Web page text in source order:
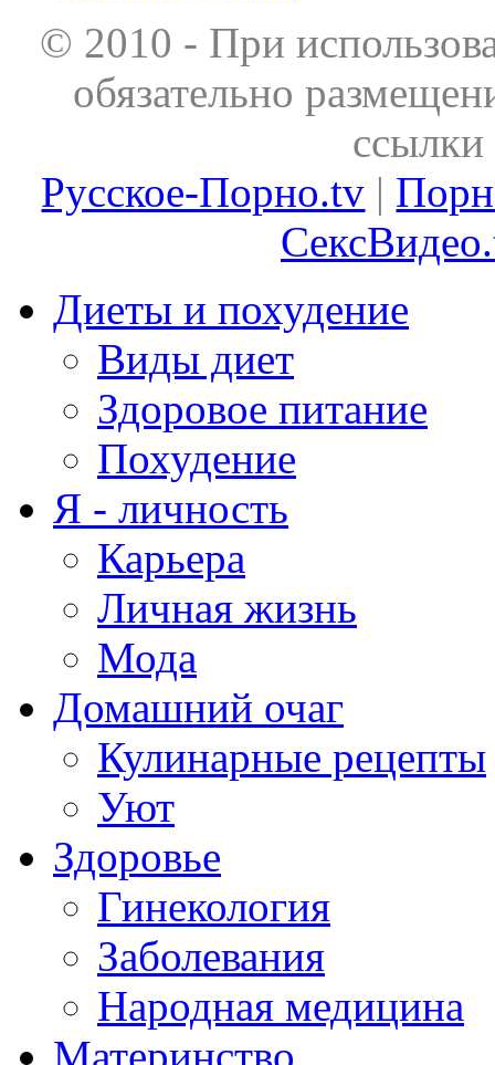
© 2010 - При
обязательно
ссылки
Русское-Порно.tv |
Диеты и похудение
Виды диет
Здоровое питание
Похудение
Я - личность
Карьера
Личная жизнь
Мода
Домашний очаг
Кулинарные рецепты
Уют
Здоровье
Гинекология
Заболевания
Народная медицина
Материнство